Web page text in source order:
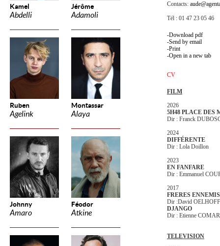
Kamel
Abdelli
Jérôme
Adamoli
Ruben
Agelink
Montassar
Alaya
Johnny
Amaro
Féodor
Atkine
Contacts:
Tél : 01 47 23 05 46
Download pdf
Send by email
Print
Open in a new tab
CV
FILM
2026
5H48 PLACE DES
Dir : Franck
2024
DIFFÉRENTE
Dir : Lola Doillon
2023
EN FANFARE
Dir : Emmanuel
2017
FRERES ENNEMIS
Dir :David
DJANGO
Dir : Etienne COMAR
TELEVISION